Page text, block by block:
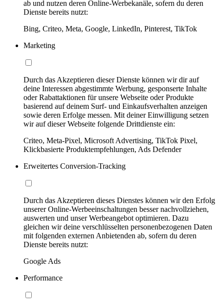
ab und nutzen deren Online-Werbekanäle, sofern du deren
Dienste bereits nutzt:
Bing, Criteo, Meta, Google, LinkedIn, Pinterest, TikTok
Marketing
Durch das Akzeptieren dieser Dienste können wir dir auf
deine Interessen abgestimmte Werbung, gesponserte Inhalte
oder Rabattaktionen für unsere Webseite oder Produkte
basierend auf deinem Surf- und Einkaufsverhalten anzeigen
sowie deren Erfolge messen. Mit deiner Einwilligung setzen
wir auf dieser Webseite folgende Drittdienste ein:
Criteo, Meta-Pixel, Microsoft Advertising, TikTok Pixel,
Klickbasierte Produktempfehlungen, Ads Defender
Erweitertes Conversion-Tracking
Durch das Akzeptieren dieses Dienstes können wir den Erfolg
unserer Online-Werbeeinschaltungen besser nachvollziehen,
auswerten und unser Werbeangebot optimieren. Dazu
gleichen wir deine verschlüsselten personenbezogenen Daten
mit folgenden externen Anbietenden ab, sofern du deren
Dienste bereits nutzt:
Google Ads
Performance